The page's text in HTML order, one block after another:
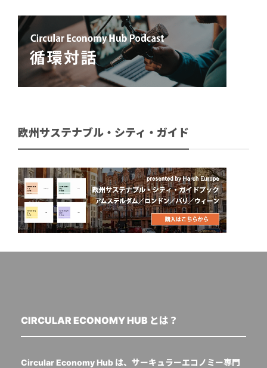
欧州サステナブル・シティ・ガイド
CIRCULAR ECONOMY HUB とは？
Circular Economy Hub は、サーキュラーエコノミー専門